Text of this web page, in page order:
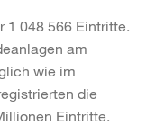
048 566 Eintritte.
am
wie im
die
Eintritte.